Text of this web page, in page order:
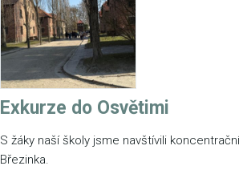
Exkurze do Osvětimi
S žáky naší školy jsme navštívili
Březinka.